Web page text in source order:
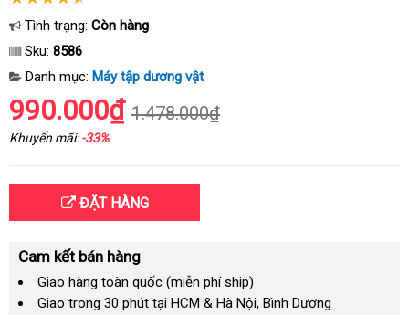
Tình trạng: Còn hàng
Sku: 8586
Danh mục: Máy tập dương vật
990.000₫ 1.478.000₫
Khuyến mãi:-33%
ĐẶT HÀNG
Cam kết bán hàng
Giao hàng toàn quốc (miễn phí ship)
Giao trong 30 phút tại HCM & Hà Nội, Bình Dương